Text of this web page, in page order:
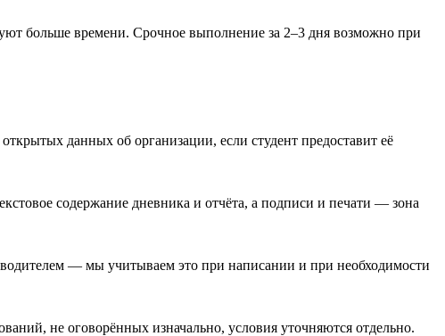
больше времени. Срочное выполнение за 2–3 дня возможно при
данных об организации, если студент предоставит её
содержание дневника и отчёта, а подписи и печати — зона
— мы учитываем это при написании и при необходимости
не оговорённых изначально, условия уточняются отдельно.